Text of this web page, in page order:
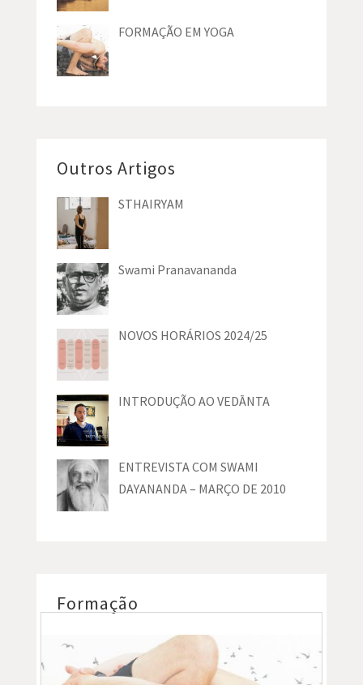
FORMAÇÃO EM YOGA
Outros Artigos
STHAIRYAM
Swami Pranavananda
NOVOS HORÁRIOS 2024/25
INTRODUÇÃO AO VEDĀNTA
ENTREVISTA COM SWAMI
DAYANANDA – MARÇO DE 2010
Formação